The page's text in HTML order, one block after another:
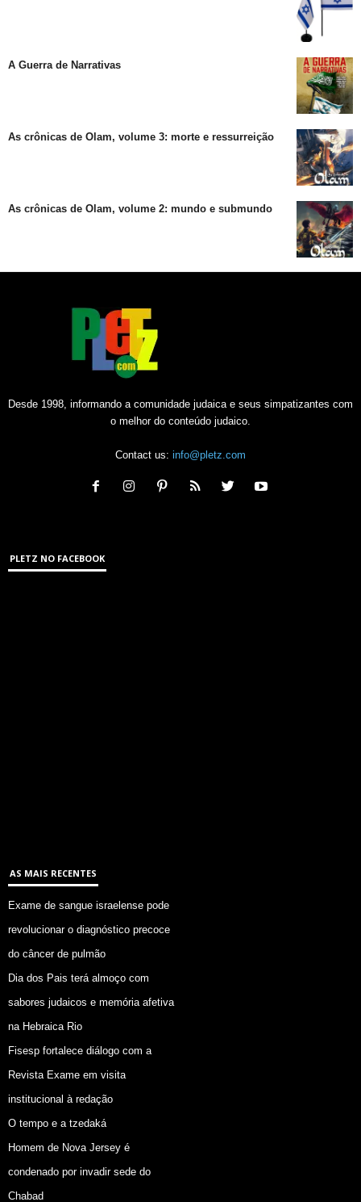
A Guerra de Narrativas
As crônicas de Olam, volume 3: morte e ressurreição
As crônicas de Olam, volume 2: mundo e submundo
Desde 1998, informando a comunidade judaica e seus simpatizantes com
o melhor do conteúdo judaico.
Contact us: info@pletz.com
PLETZ NO FACEBOOK
AS MAIS RECENTES
Exame de sangue israelense pode
revolucionar o diagnóstico precoce
do câncer de pulmão
Dia dos Pais terá almoço com
sabores judaicos e memória afetiva
na Hebraica Rio
Fisesp fortalece diálogo com a
Revista Exame em visita
institucional à redação
O tempo e a tzedaká
Homem de Nova Jersey é
condenado por invadir sede do
Chabad